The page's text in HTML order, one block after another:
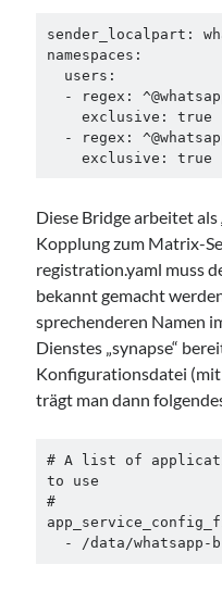
sender_localpart:
namespaces:
    exclusive: true
Diese Bridge arbeitet als
Kopplung zum Matrix-
registration.yaml muss
bekannt gemacht
sprechenderen Namen
Dienstes „synapse“
Konfigurationsdatei (mit
trägt man dann
# A list of
to use
#
- /data/